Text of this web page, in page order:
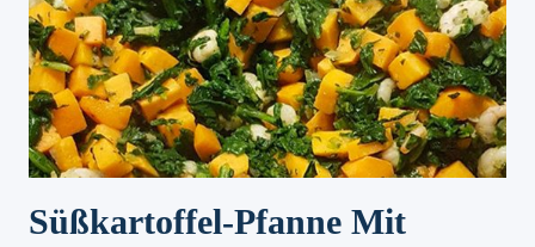
Süßkartoffel-Pfanne Mit